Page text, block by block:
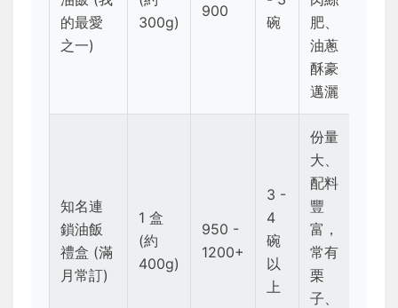
的最愛
之一)
300g)
900
碗
肥、
油蔥
酥豪
邁灑
知名連
鎖油飯
禮盒 (滿
月常訂)
1 盒
(約
400g)
950 -
1200+
3 -
4
碗
以
上
份量
大、
配料
豐
富，
常有
栗
子、